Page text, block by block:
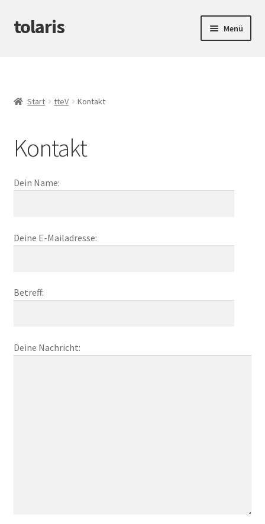
Zur
Navigation
Zum
Inhalt
tolaris Menü
Impressum
Kontakt
Abwicklung
Start tteV Kontakt
Kontakt
Dein Name:
Deine E-Mailadresse:
Betreff:
Deine Nachricht: